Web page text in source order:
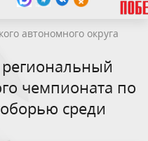
автономного округа
региональный
чемпионата по
среди